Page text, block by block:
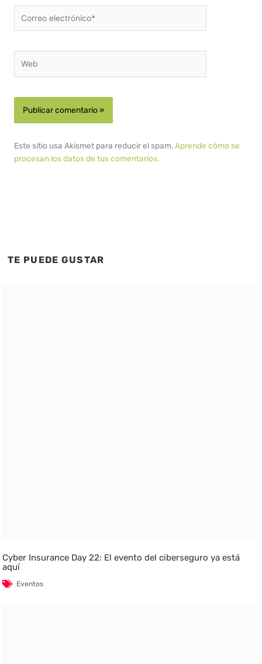
electrónico*
Este sitio usa Akismet para reducir el spam.Aprende cómo se
procesan los datos de tus comentarios.
TE PUEDE GUSTAR
Cyber Insurance Day 22: El evento del ciberseguro ya está
aquí
Eventos